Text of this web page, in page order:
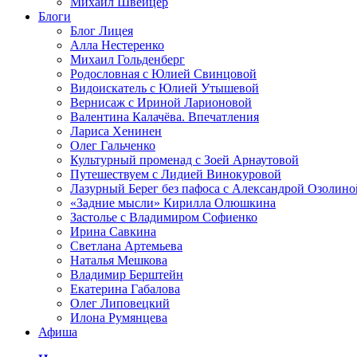
Блоги
Блог Лицея
Алла Нестеренко
Михаил Гольденберг
Родословная с Юлией Свинцовой
Видоискатель с Юлией Утышевой
Вернисаж с Ириной Ларионовой
Валентина Калачёва. Впечатления
Лариса Хенинен
Олег Гальченко
Культурный променад с Зоей Арнаутовой
Путешествуем с Лидией Винокуровой
Лазурный Берег без пафоса с Александрой
«Задние мысли» Кирилла Олюшкина
Застолье с Владимиром Софиенко
Ирина Савкина
Светлана Артемьева
Наталья Мешкова
Владимир Берштейн
Екатерина Габалова
Олег Липовецкий
Илона Румянцева
Афиша